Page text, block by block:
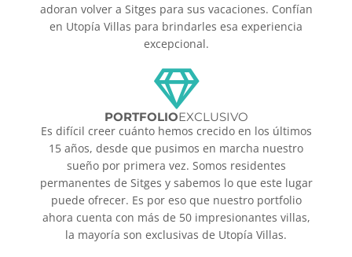
adoran volver a Sitges para sus vacaciones. Confían
en Utopía Villas para brindarles esa experiencia
excepcional.
PORTFOLIOEXCLUSIVO
Es difícil creer cuánto hemos crecido en los últimos
15 años, desde que pusimos en marcha nuestro
sueño por primera vez. Somos residentes
permanentes de Sitges y sabemos lo que este lugar
puede ofrecer. Es por eso que nuestro portfolio
ahora cuenta con más de 50 impresionantes villas,
la mayoría son exclusivas de Utopía Villas.